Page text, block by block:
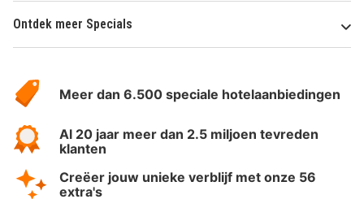
Ontdek meer Specials
HotelSpecials
Meer dan 6.500 speciale hotelaanbiedingen
Al 20 jaar meer dan 2.5 miljoen tevreden
klanten
Creëer jouw unieke verblijf met onze 56
extra's